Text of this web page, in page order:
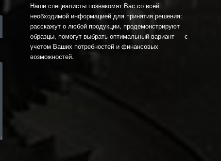
Наши специалисты познакомят Вас со всей
необходимой информацией для принятия решения:
расскажут о любой продукции, продемонстрируют
образцы, помогут выбрать оптимальный вариант — с
учетом Ваших потребностей и финансовых
возможностей.